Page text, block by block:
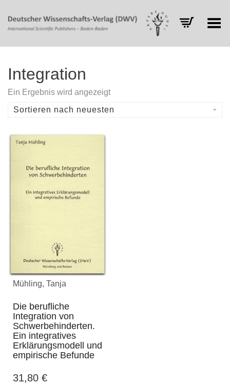
Toggle Menu
Integration
Ein Ergebnis wird angezeigt
Sortieren nach neuesten
Mühling, Tanja
Die berufliche
Integration von
Schwerbehinderten.
Ein integratives
Erklärungsmodell und
empirische Befunde
31,80 €